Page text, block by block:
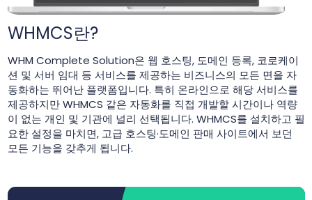
WHMCS란?
WHM Complete Solution은 웹 호스팅, 도메인 등록, 코로케이
션 및 서버 임대 등 서비스를 제공하는 비즈니스의 모든 면을 자
동화하는 뛰어난 플랫폼입니다. 특히 온라인으로 해당 서비스를
제공하지만 WHMCS 같은 자동화를 직접 개발할 시간이나 역량
이 없는 개인 및 기관에 널리 선택됩니다. WHMCS를 설치하고 필
요한 설정을 마치면, 고급 호스팅·도메인 판매 사이트에서 보던
모든 기능을 갖추게 됩니다.